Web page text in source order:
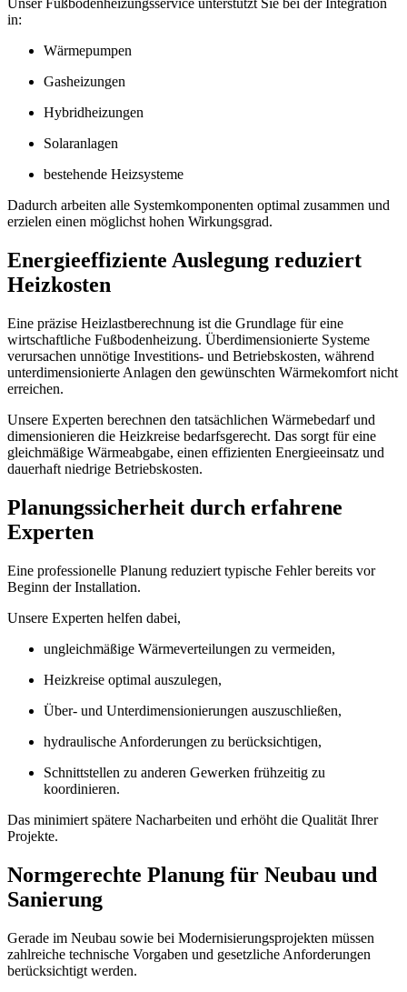
Unser Fußbodenheizungsservice unterstützt Sie bei der Integration
in:
Wärmepumpen
Gasheizungen
Hybridheizungen
Solaranlagen
bestehende Heizsysteme
Dadurch arbeiten alle Systemkomponenten optimal zusammen und
erzielen einen möglichst hohen Wirkungsgrad.
Energieeffiziente Auslegung reduziert
Heizkosten
Eine präzise Heizlastberechnung ist die Grundlage für eine
wirtschaftliche Fußbodenheizung. Überdimensionierte Systeme
verursachen unnötige Investitions- und Betriebskosten, während
unterdimensionierte Anlagen den gewünschten Wärmekomfort nicht
erreichen.
Unsere Experten berechnen den tatsächlichen Wärmebedarf und
dimensionieren die Heizkreise bedarfsgerecht. Das sorgt für eine
gleichmäßige Wärmeabgabe, einen effizienten Energieeinsatz und
dauerhaft niedrige Betriebskosten.
Planungssicherheit durch erfahrene
Experten
Eine professionelle Planung reduziert typische Fehler bereits vor
Beginn der Installation.
Unsere Experten helfen dabei,
ungleichmäßige Wärmeverteilungen zu vermeiden,
Heizkreise optimal auszulegen,
Über- und Unterdimensionierungen auszuschließen,
hydraulische Anforderungen zu berücksichtigen,
Schnittstellen zu anderen Gewerken frühzeitig zu
koordinieren.
Das minimiert spätere Nacharbeiten und erhöht die Qualität Ihrer
Projekte.
Normgerechte Planung für Neubau und
Sanierung
Gerade im Neubau sowie bei Modernisierungsprojekten müssen
zahlreiche technische Vorgaben und gesetzliche Anforderungen
berücksichtigt werden.